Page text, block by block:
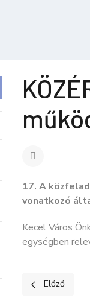
17. A
vonatkozó
Kecel Város
egységben
Előző cikk:
Előző